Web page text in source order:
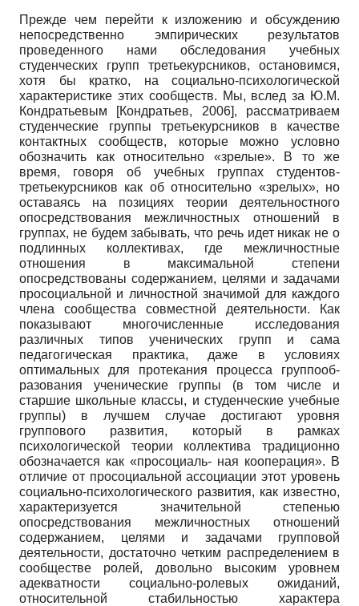
Прежде чем перейти к изложению и обсуждению
непосредственно эмпирических результатов
проведенного нами обследования учебных
студенческих групп третьекурсников, остановимся,
хотя бы кратко, на социально-психологической
характеристике этих сообществ. Мы, вслед за Ю.М.
Кондратье­вым [Кондратьев, 2006], рассматриваем
студенческие группы третьекурсников в качестве
контактных сообществ, которые можно условно
обозначить как относительно «зрелые». В то же
время, говоря об учебных группах студентов-
третьекурсников как об относительно «зрелых», но
оставаясь на позициях теории деятельностного
опосредствования межличностных отношений в
группах, не будем забывать, что речь идет никак не о
подлинных коллективах, где межличностные
отношения в максимальной степени
опосредствованы содержанием, целями и задачами
просоциальной и личностной значимой для каждого
члена сообщества совместной деятельности. Как
показывают многочисленные исследования
различных типов ученических групп и сама
педагогическая практика, даже в условиях
оптимальных для протекания процесса группооб-
разования ученические группы (в том числе и
старшие школьные классы, и студенческие учебные
группы) в лучшем случае достигают уровня
группового развития, который в рамках
психологической теории коллектива традиционно
обозначается как «просоциаль- ная кооперация». В
отличие от просо­циальной ассоциации этот уровень
социально-психологического развития, как известно,
характеризуется значительной степенью
опосредствования межличностных отношений
содержанием, целями и задачами групповой
деятельности, достаточно четким распределением в
сообществе ролей, довольно высоким уровнем
адекватности социально-ролевых ожиданий,
относительной стабильностью характера